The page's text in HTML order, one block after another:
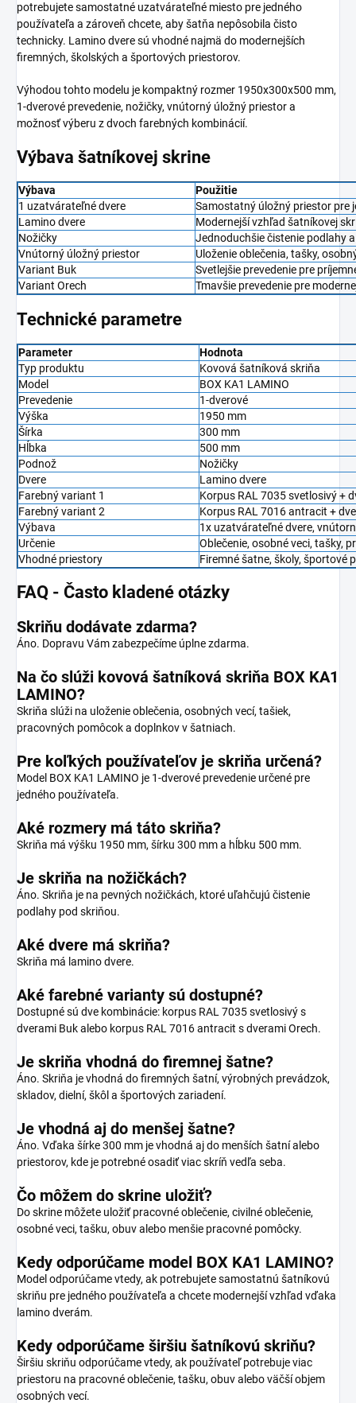
potrebujete samostatné uzatvárateľné miesto pre jedného
používateľa a zároveň chcete, aby šatňa nepôsobila čisto
technicky. Lamino dvere sú vhodné najmä do modernejších
firemných, školských a športových priestorov.
Výhodou tohto modelu je kompaktný rozmer 1950x300x500 mm,
1-dverové prevedenie, nožičky, vnútorný úložný priestor a
možnosť výberu z dvoch farebných kombinácií.
Výbava šatníkovej skrine
Výbava
Použitie
1 uzatvárateľné dvere
Samostatný úložný priestor pre
Lamino dvere
Modernejší vzhľad šatníkovej
Nožičky
Jednoduchšie čistenie podlahy
Vnútorný úložný priestor
Uloženie oblečenia, tašky,
Variant Buk
Svetlejšie prevedenie pre
Variant Orech
Tmavšie prevedenie pre
Technické parametre
Parameter
Hodnota
Typ produktu
Kovová šatníková skriňa
Model
BOX KA1 LAMINO
Prevedenie
1-dverové
Výška
1950 mm
Šírka
300 mm
Hĺbka
500 mm
Podnož
Nožičky
Dvere
Lamino dvere
Farebný variant 1
Korpus RAL 7035 svetlosivý +
Farebný variant 2
Korpus RAL 7016 antracit +
Výbava
1x uzatvárateľné dvere,
Určenie
Oblečenie, osobné veci, tašky,
Vhodné priestory
Firemné šatne, školy, športové
FAQ - Často kladené otázky
Skriňu dodávate zdarma?
Áno. Dopravu Vám zabezpečíme úplne zdarma.
Na čo slúži kovová šatníková skriňa BOX KA1
LAMINO?
Skriňa slúži na uloženie oblečenia, osobných vecí, tašiek,
pracovných pomôcok a doplnkov v šatniach.
Pre koľkých používateľov je skriňa určená?
Model BOX KA1 LAMINO je 1-dverové prevedenie určené pre
jedného používateľa.
Aké rozmery má táto skriňa?
Skriňa má výšku 1950 mm, šírku 300 mm a hĺbku 500 mm.
Je skriňa na nožičkách?
Áno. Skriňa je na pevných nožičkách, ktoré uľahčujú čistenie
podlahy pod skriňou.
Aké dvere má skriňa?
Skriňa má lamino dvere.
Aké farebné varianty sú dostupné?
Dostupné sú dve kombinácie: korpus RAL 7035 svetlosivý s
dverami Buk alebo korpus RAL 7016 antracit s dverami Orech.
Je skriňa vhodná do firemnej šatne?
Áno. Skriňa je vhodná do firemných šatní, výrobných prevádzok,
skladov, dielní, škôl a športových zariadení.
Je vhodná aj do menšej šatne?
Áno. Vďaka šírke 300 mm je vhodná aj do menších šatní alebo
priestorov, kde je potrebné osadiť viac skríň vedľa seba.
Čo môžem do skrine uložiť?
Do skrine môžete uložiť pracovné oblečenie, civilné oblečenie,
osobné veci, tašku, obuv alebo menšie pracovné pomôcky.
Kedy odporúčame model BOX KA1 LAMINO?
Model odporúčame vtedy, ak potrebujete samostatnú šatníkovú
skriňu pre jedného používateľa a chcete modernejší vzhľad vďaka
lamino dverám.
Kedy odporúčame širšiu šatníkovú skriňu?
Širšiu skriňu odporúčame vtedy, ak používateľ potrebuje viac
priestoru na pracovné oblečenie, tašku, obuv alebo väčší objem
osobných vecí.